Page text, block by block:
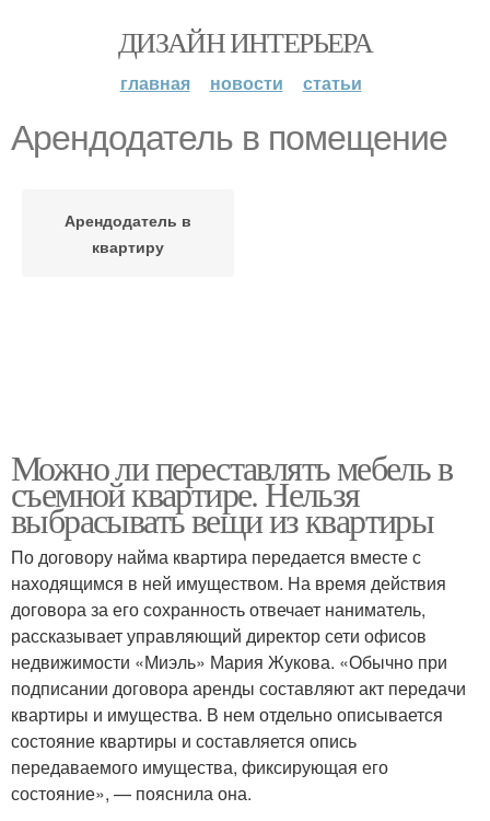
ДИЗАЙН ИНТЕРЬЕРА
главная новости статьи
Арендодатель в помещение
Арендодатель в
квартиру
Можно ли переставлять мебель в
съемной квартире. Нельзя
выбрасывать вещи из квартиры
По договору найма квартира передается вместе с
находящимся в ней имуществом. На время действия
договора за его сохранность отвечает наниматель,
рассказывает управляющий директор сети офисов
недвижимости «Миэль» Мария Жукова. «Обычно при
подписании договора аренды составляют акт передачи
квартиры и имущества. В нем отдельно описывается
состояние квартиры и составляется опись
передаваемого имущества, фиксирующая его
состояние», — пояснила она.